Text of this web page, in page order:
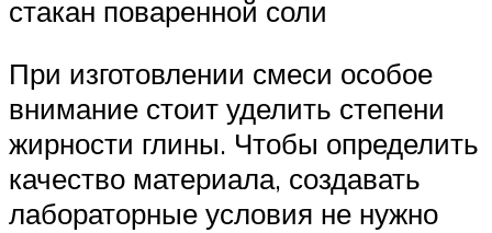
стакан поваренной соли
При изготовлении смеси особое
внимание стоит уделить степени
жирности глины. Чтобы определить
качество материала, создавать
лабораторные условия не нужно